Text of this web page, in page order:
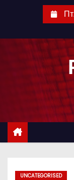
с
UNCATEGORISED